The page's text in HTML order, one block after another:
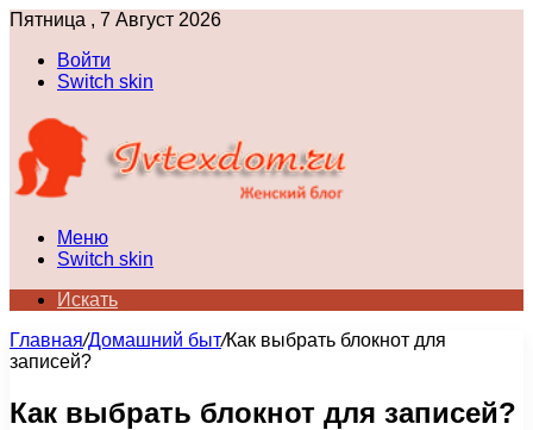
Пятница , 7 Август 2026
Войти
Switch skin
Меню
Switch skin
Искать
Главная/Домашний быт/Как выбрать блокнот для
записей?
Как выбрать блокнот для записей?